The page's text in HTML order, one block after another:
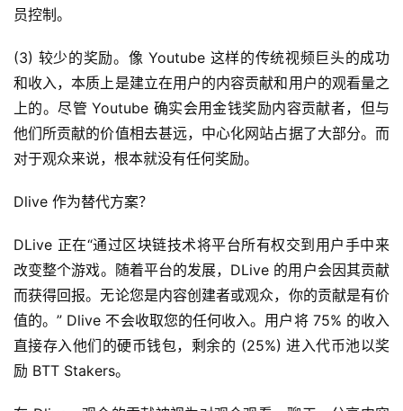
员控制。
(3) 较少的奖励。像 Youtube 这样的传统视频巨头的成功
和收入，本质上是建立在用户的内容贡献和用户的观看量之
上的。尽管 Youtube 确实会用金钱奖励内容贡献者，但与
他们所贡献的价值相去甚远，中心化网站占据了大部分。而
对于观众来说，根本就没有任何奖励。
Dlive 作为替代方案？
DLive 正在“通过区块链技术将平台所有权交到用户手中来
改变整个游戏。随着平台的发展，DLive 的用户会因其贡献
而获得回报。无论您是内容创建者或观众，你的贡献是有价
值的。” Dlive 不会收取您的任何收入。用户将 75% 的收入
直接存入他们的硬币钱包，剩余的 (25%) 进入代币池以奖
励 BTT Stakers。